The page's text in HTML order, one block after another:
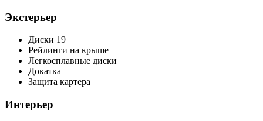
Экстерьер
Диски 19
Рейлинги на крыше
Легкосплавные диски
Докатка
Защита картера
Интерьер